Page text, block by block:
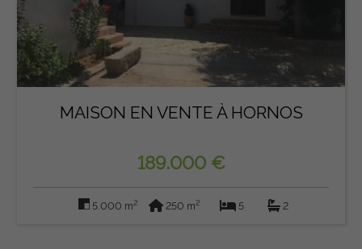
MAISON EN VENTE À HORNOS
189.000 €
5.000 m2 250 m2 5 2